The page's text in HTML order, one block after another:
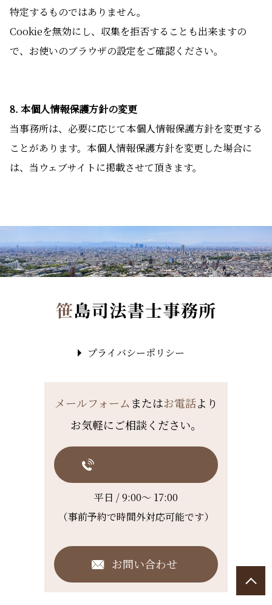
特定するものではありません。
Cookieを無効にし、収集を拒否することも出来ますの
で、お使いのブラウザの設定をご確認ください。
8. 本個人情報保護方針の変更
当事務所は、必要に応じて本個人情報保護方針を変更する
ことがあります。本個人情報保護方針を変更した場合に
は、当ウェブサイトに掲載させて頂きます。
プライバシーポリシー
メールフォームまたはお電話より
お気軽にご相談ください。
平日 / 9:00～ 17:00
（事前予約で時間外対応可能です）
お問い合わせ